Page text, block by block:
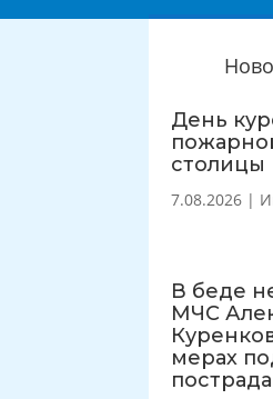
День
столицы
7.08.2026 |
В беде
МЧС
мерах